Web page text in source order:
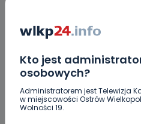
Kto jest
osobowych?
Administratorem jest Telewizja
w miejscowości Ostrów
Wolności 19.